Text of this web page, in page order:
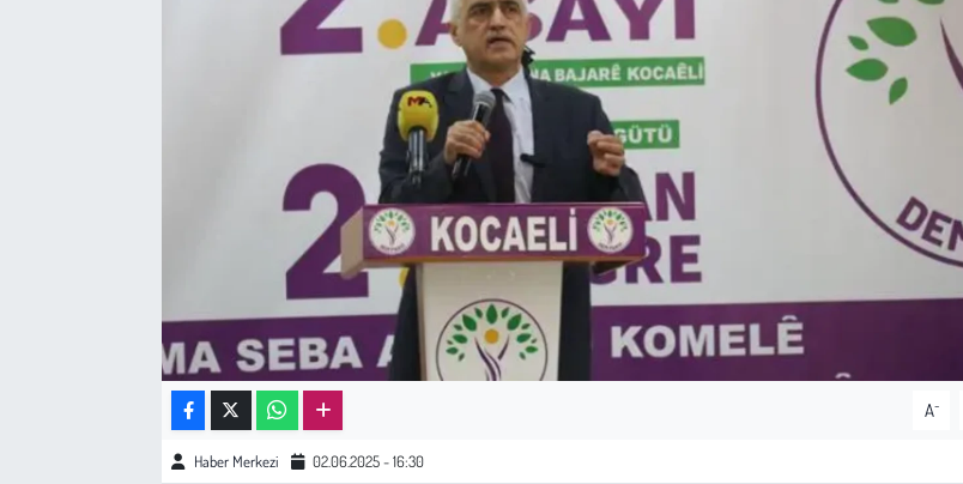
A-
Haber Merkezi 02.06.2025 - 16:30
Kültür Sanat
Bilim - Teknoloji
İnsan Hakları